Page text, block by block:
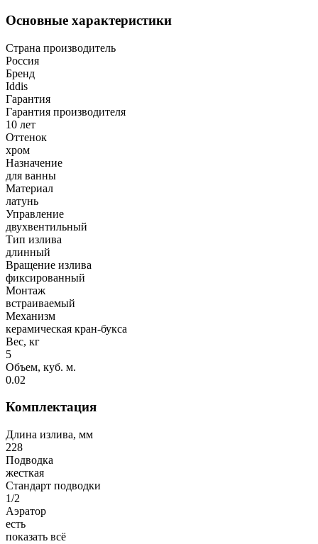
Основные характеристики
Страна производитель
Россия
Бренд
Iddis
Гарантия
Гарантия производителя
10 лет
Оттенок
хром
Назначение
для ванны
Материал
латунь
Управление
двухвентильный
Тип излива
длинный
Вращение излива
фиксированный
Монтаж
встраиваемый
Механизм
керамическая кран-букса
Вес, кг
5
Объем, куб. м.
0.02
Комплектация
Длина излива, мм
228
Подводка
жесткая
Стандарт подводки
1/2
Аэратор
есть
показать всё